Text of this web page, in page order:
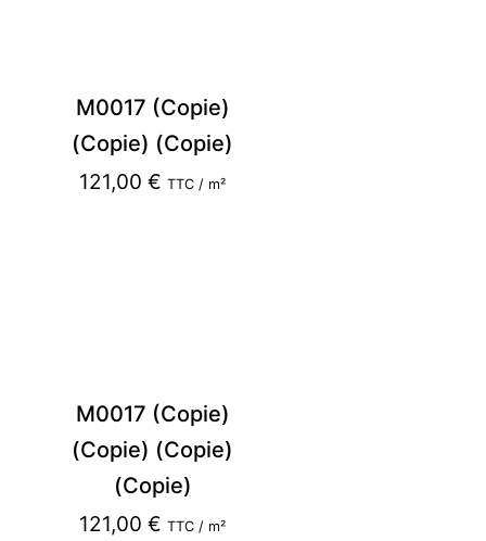
M0017 (Copie)
(Copie) (Copie)
121,00€ TTC / m²
M0017 (Copie)
(Copie) (Copie)
(Copie)
121,00€ TTC / m²